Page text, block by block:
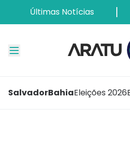
Últimas Notícias
SalvadorBahiaEleições 2026